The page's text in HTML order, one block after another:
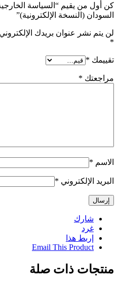
كن أول من يقيم “السياسة
السودان (النسخة الإلكترونية)”
لن يتم نشر عنوان بريدك
*
تقييمك *
مراجعتك *
الاسم *
البريد الإلكتروني *
شارك
غرد
إربط هذا
Email This Product
منتجات ذات صلة